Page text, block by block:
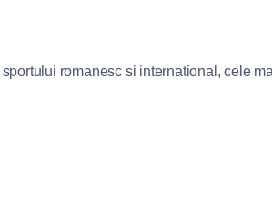
romanesc si international, cele